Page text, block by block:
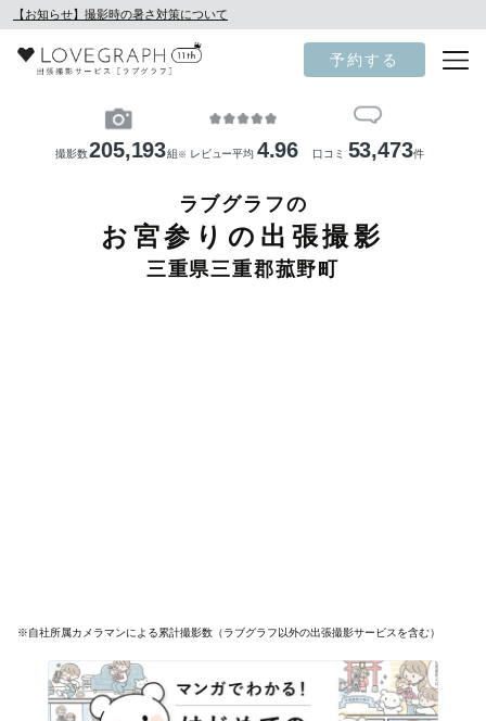
【お知らせ】撮影時の暑さ対策について
予約する
撮影数205,193組 ※ レビュー平均 4.96 口コミ 53,473件
ラブグラフの
お宮参りの出張撮影
三重県三重郡菰野町
※自社所属カメラマンによる累計撮影数（ラブグラフ以外の出張撮影サービスを含む）